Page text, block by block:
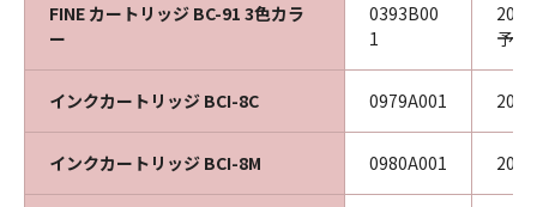
FINE カートリッジ BC-91 3色カラ
ー
0393B00
1
予定
インクカートリッジ BCI-8C 0979A001
インクカートリッジ BCI-8M 0980A001